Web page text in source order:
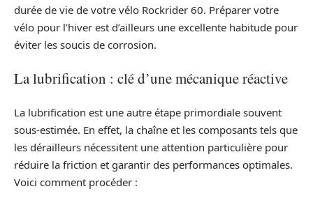
durée de vie de votre vélo Rockrider 60. Préparer votre
vélo pour l’hiver est d’ailleurs une excellente habitude pour
éviter les soucis de corrosion.
La lubrification : clé d’une mécanique réactive
La lubrification est une autre étape primordiale souvent
sous-estimée. En effet, la chaîne et les composants tels que
les dérailleurs nécessitent une attention particulière pour
réduire la friction et garantir des performances optimales.
Voici comment procéder :